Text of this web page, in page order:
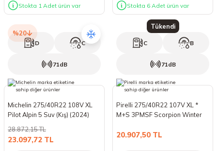
Stokta 1 Adet ürün var Stokta 6 Adet ürün var
%20
D C
71dB
Michelin 275/40R22 108V XL
Pilot Alpin 5 Suv (Kış) (2024)
23.097,72 TL
28.872,15 TL
Tükendi
C B
71dB
Pirelli 275/40R22 107V XL *
M+S 3PMSF Scorpion Winter
20.907,50 TL